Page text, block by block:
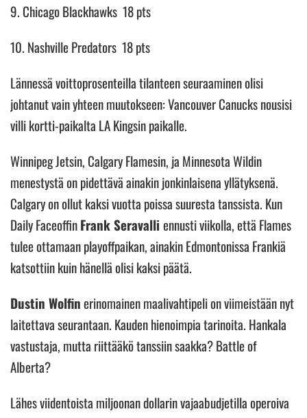
9. Chicago Blackhawks 18 pts
10. Nashville Predators 18 pts
Lännessä voittoprosenteilla tilanteen seuraaminen olisi
johtanut vain yhteen muutokseen: Vancouver Canucks nousisi
villi kortti-paikalta LA Kingsin paikalle.
Winnipeg Jetsin, Calgary Flamesin, ja Minnesota Wildin
menestystä on pidettävä ainakin jonkinlaisena yllätyksenä.
Calgary on ollut kaksi vuotta poissa suuresta tanssista. Kun
Daily FaceoffinFrank Seravalli ennusti viikolla, että Flames
tulee ottamaan playoffpaikan, ainakin Edmontonissa Frankiä
katsottiin kuin hänellä olisi kaksi päätä.
Dustin Wolfinerinomainen maalivahtipeli on viimeistään nyt
laitettava seurantaan. Kauden hienoimpia tarinoita. Hankala
vastustaja, mutta riittääkö tanssiin saakka? Battle of
Alberta?
Lähes viidentoista miljoonan dollarin vajaabudjetilla operoiva